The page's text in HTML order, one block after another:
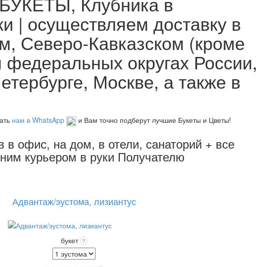
| осуществляем доставку в
Северо-Кавказском (кроме
округах России,
Москве, а также в
нам в WhatsApp и Вам точно подберут лучшие Букеты и Цветы!
в офис, на дом, в отели, санаторий + все
курьером в руки Получателю
Адвантаж/эустома, лизиантус
букет ?